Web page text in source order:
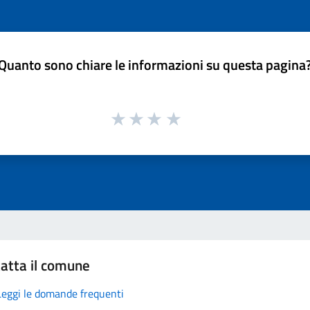
sono chiare le informazioni su questa
il comune
le domande frequenti